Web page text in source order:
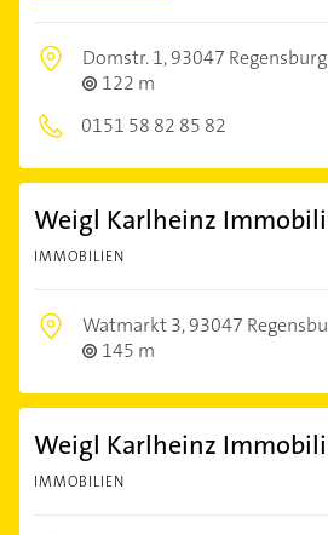
Domstr. 1,93047 Regensburg
122 m
0151 58 82 85 82
Weigl Karlheinz
IMMOBILIEN
Watmarkt 3,93047
145 m
Weigl Karlheinz
IMMOBILIEN